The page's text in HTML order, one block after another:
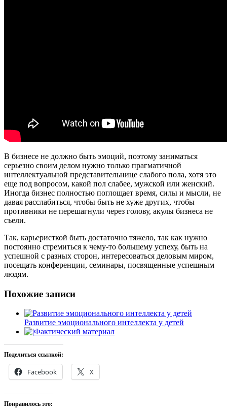
В бизнесе не должно быть эмоций, поэтому заниматься
серьезно своим делом нужно только прагматичной
интеллектуальной представительнице слабого пола, хотя это
еще под вопросом, какой пол слабее, мужской или женский.
Иногда бизнес полностью поглощает время, силы и мысли, не
давая расслабиться, чтобы быть не хуже других, чтобы
противники не перешагнули через голову, акулы бизнеса не
съели.
Так, карьеристкой быть достаточно тяжело, так как нужно
постоянно стремиться к чему-то большему успеху, быть на
успешной с разных сторон, интересоваться деловым миром,
посещать конференции, семинары, посвященные успешным
людям.
Похожие записи
Развитие эмоционального интеллекта у детей
Фактический материал
Поделиться ссылкой:
Facebook X
Понравилось это: